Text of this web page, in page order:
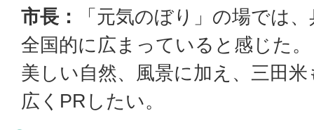
市長：
「元気のぼり」の場では
全国的に広まっていると感じた
美しい自然、風景に加え、三田
広くPRしたい。